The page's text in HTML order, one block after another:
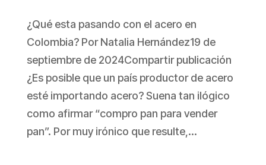
¿Qué esta pasando con el acero en
Colombia? Por Natalia Hernández19 de
septiembre de 2024Compartir publicación
¿Es posible que un país productor de acero
esté importando acero? Suena tan ilógico
como afirmar “compro pan para vender
pan”. Por muy irónico que resulte,...